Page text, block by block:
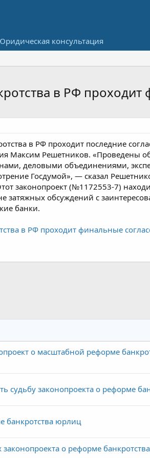
консультация
в РФ проходит
в РФ проходит последние
Максим Решетников. «Проведены
деловыми объединениями,
Госдумой», — сказал
законопроект (№1172553-7)
затяжных обсуждений с
банки.
в РФ проходит финальные
о масштабной реформе
судьбу законопроекта о реформе
банкротства юрлиц
о реформе